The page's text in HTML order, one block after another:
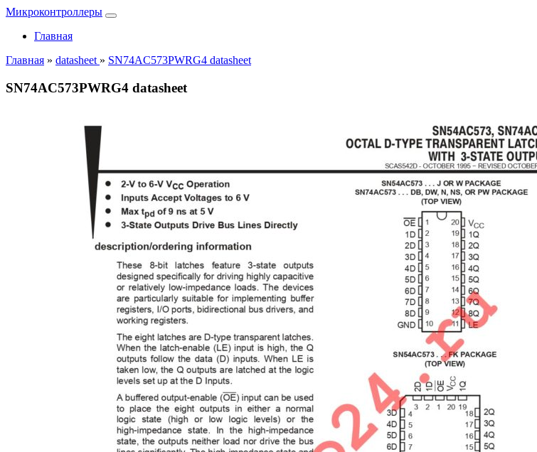
Микроконтроллеры
Главная
Главная » datasheet » SN74AC573PWRG4 datasheet
SN74AC573PWRG4 datasheet